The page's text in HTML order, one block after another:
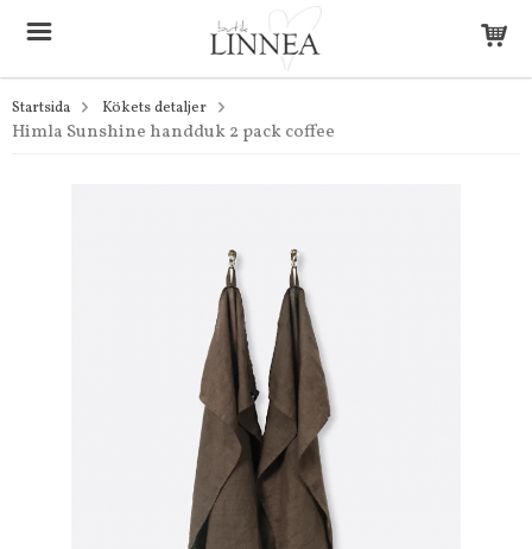
Startsida Kökets detaljer
Himla Sunshine handduk 2 pack coffee